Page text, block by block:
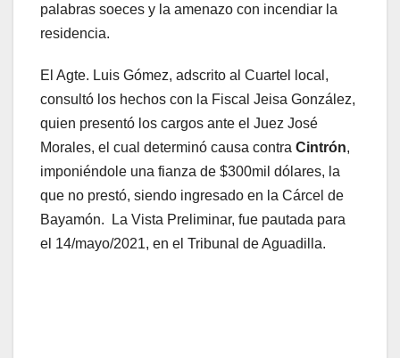
palabras soeces y la amenazo con incendiar la
residencia.
El Agte. Luis Gómez, adscrito al Cuartel local,
consultó los hechos con la Fiscal Jeisa González,
quien presentó los cargos ante el Juez José
Morales, el cual determinó causa contra Cintrón,
imponiéndole una fianza de $300mil dólares, la
que no prestó, siendo ingresado en la Cárcel de
Bayamón. La Vista Preliminar, fue pautada para
el 14/mayo/2021, en el Tribunal de Aguadilla.